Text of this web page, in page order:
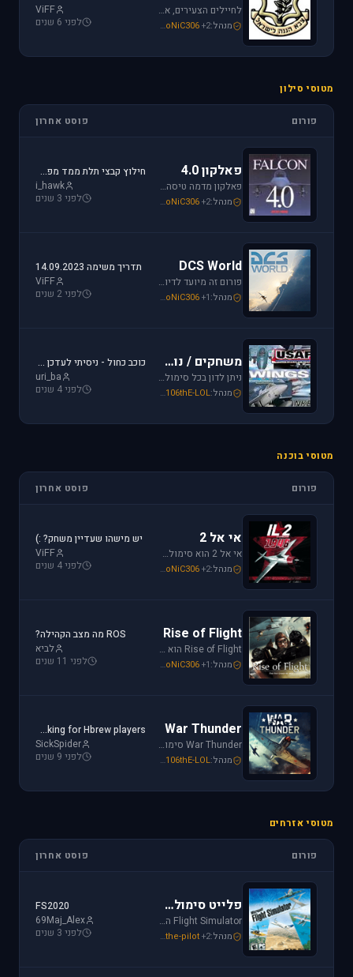
לחיילים הצעירים, אלו שעומדים ללבוש מדי זית ואלה שעדין קמים בבוקר לבית ספר, את כל הפרטים אודות הגיוס תמצאו כאן.
מנהל: loven SoNiC306+2
ViFF
לפני 6 שנים
מטוסי סילון
פורום פוסט אחרון
פאלקון 4.0
פאלקון מדמה טיסה בצורה ריאליסטית ומתקדמת במטוס ה-F-16. מתקשים? זקוקים לעזרה? רוצים לשתף תמונה או וידיאו מהטיסה שלכם ב- Falcon זהו הפורום המתאים.
מנהל: i_hawk SoNiC306+2
חילוץ קבצי תלת ממד מפאלקון
i_hawk
לפני 3 שנים
DCS World
פורום זה מיועד לדיון בסדרת הסימולטורים Digital Combat Simulator וכן בסדרת Lock On Modern Air Combat. מחפשים תמיכה? או סתם רוצים לשתף מידע ותמונות זהו המקום הנכון.
מנהל: SoNiC306+1
תדריך משימה 14.09.2023
ViFF
לפני 2 שנים
משחקים / נוסטלגיה
ניתן לדון בכל סימולטור טיסה או משחקים שאינם בגדר סימולטורים אשר אין להם פורום נפרד ובסימולטורים נוסטלגיים כגון: אף-15, אף-18, חיל האויר האמריקני, כוכב כחול - "חיל האויר הישראלי" וסטרייק פייטרס.
מנהל: Mike_69th ,106thE-LOL
כוכב כחול - ניסיתי לעדכן את לגירסה 1.1 וקיבלתי הודעת שגיאה.
uri_ba
לפני 4 שנים
מטוסי בוכנה
פורום פוסט אחרון
אי אל 2
אי אל 2 הוא סימולטור מלחמת העולם השניה מבית Oleg Maddox. טוס בספיטפייר ומוסטנג ושנה את ההיסטוריה במלחמות מעל שמי אירופה, צפון אפריקה והמזרח הרחוק.
מנהל: SoNiC306+2
יש מישהו שעדיין משחק? :)
ViFF
לפני 4 שנים
Rise of Flight
Rise of Flight הוא סימולטור מלחמת העולם הראשונה הטוב ביותר שיש! טוס בשמים הווירטואליים במטוסים האגדיים, Sopwith Camel, S.E.5a, Albatros D.Va וה-Fokker Dr.1 שטסו בהם אבירי מלחמת העולם. השמיים הווירטואליים צריכים אותך!
מנהל: Mike_69th SoNiC306+1
ROS מה מצב הקהילה?
לביא
לפני 11 שנים
War Thunder
War Thunder סימולטור טיסה קרבי השייך לתקופת מלחמת העולם השנייה, לכותר אפשרות לתפקד בקשת רחבה של רמות ריאליזם החל מאפשרות Arcade ועד לסימולטור של ממש.
מנהל: Mike_69th ,106thE-LOL
Looking for Hbrew players...
SickSpider
לפני 9 שנים
מטוסי אזרחים
פורום פוסט אחרון
פלייט סימולטור
Flight Simulator הוא סימולטור טיסה הפופולארי והריאליסטי ביותר בתחום התעופה האזרחית. שתף וקבל תמיכה עבור שדות תעופה, סינרים, צביעות ומטוסים עבור FSX ו-FS2004.
מנהל: Mike_69th ,the-pilot+2
FS2020
69Maj_Alex
לפני 3 שנים